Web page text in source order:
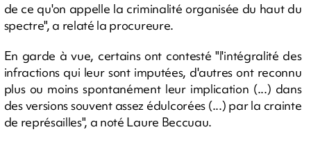
de ce qu'on appelle la criminalité organisée du haut du
spectre", a relaté la procureure.
En garde à vue, certains ont contesté "l'intégralité des
infractions qui leur sont imputées, d'autres ont reconnu
plus ou moins spontanément leur implication (...) dans
des versions souvent assez édulcorées (...) par la crainte
de représailles", a noté Laure Beccuau.